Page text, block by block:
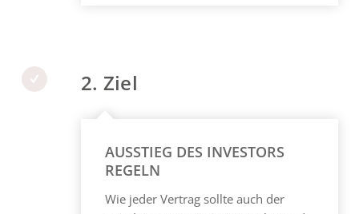
2. Ziel
AUSSTIEG DES INVESTORS
REGELN
Wie jeder Vertrag sollte auch der